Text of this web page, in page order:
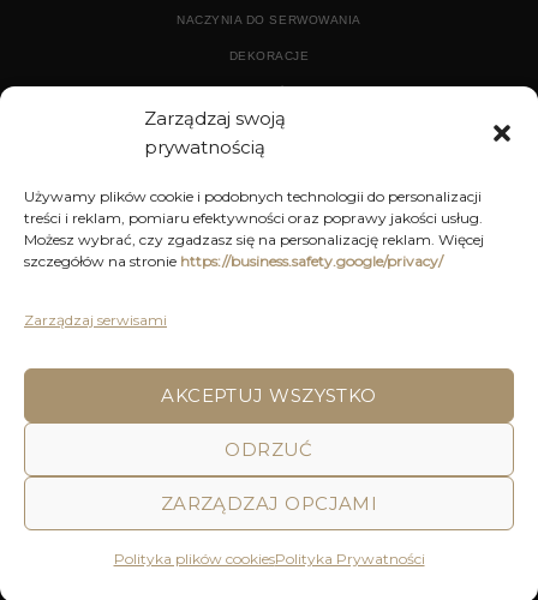
Zarządzaj swoją
prywatnością
Używamy plików cookie i podobnych technologii do personalizacji
treści i reklam, pomiaru efektywności oraz poprawy jakości usług.
Możesz wybrać, czy zgadzasz się na personalizację reklam. Więcej
szczegółów na stronie https://business.safety.google/privacy/
Zarządzaj serwisami
AKCEPTUJ WSZYSTKO
ODRZUĆ
ZARZĄDZAJ OPCJAMI
Polityka plików cookiesPolityka Prywatności
NACZYNIA DO SERWOWANIA
DEKORACJE
DEKORACJE
KUCHNIA
POLITYKA PRYWATNOŚCI
REGULAMIN SKLEPU ON-LINE
DECOR AND YOU
Decor & You | Home Decorations | Home Accessories |
Shark Media